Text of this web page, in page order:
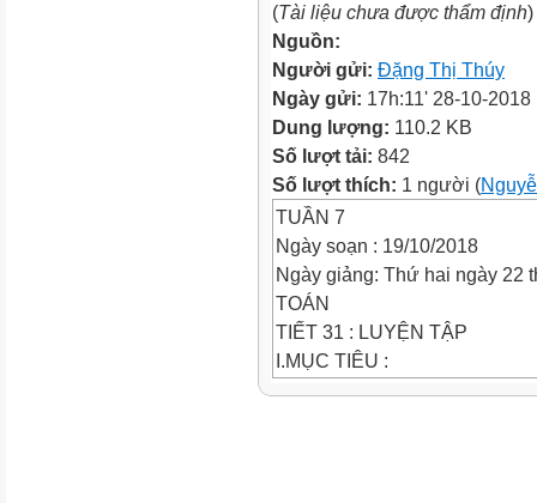
(Tài liệu chưa được thẩm định)
Nguồn:
Người gửi: Đặng Thị Thúy
Ngày gửi: 17h:11' 28-10-2018
Dung lượng: 110.2 KB
Số lượt tải: 842
Số lượt thích: 1 người (
TUẦN 7
Ngày soạn : 19/10/2018
Ngày giảng: Thứ hai ngày 22
TOÁN
TIẾT 31 : LUYỆN TẬP
I.MỤC TIÊU :